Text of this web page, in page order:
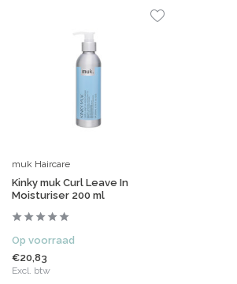
muk Haircare
Kinky muk Curl Leave In
Moisturiser 200 ml
Op voorraad
€20,83
Excl. btw